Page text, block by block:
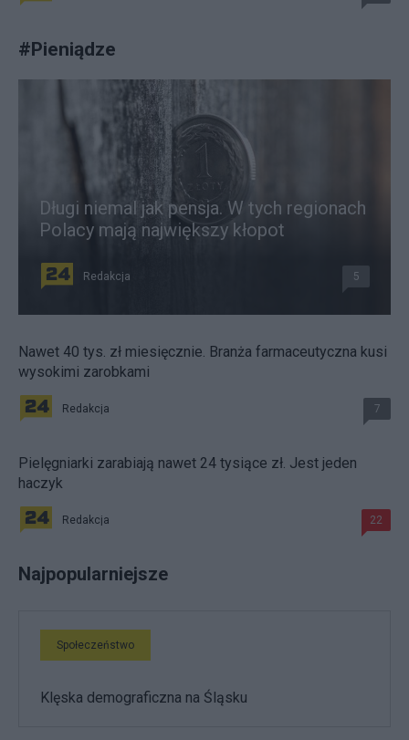
#Pieniądze
Długi niemal jak pensja. W tych regionach
Polacy mają największy kłopot
Redakcja 5
Nawet 40 tys. zł miesięcznie. Branża farmaceutyczna kusi
wysokimi zarobkami
Redakcja 7
Pielęgniarki zarabiają nawet 24 tysiące zł. Jest jeden
haczyk
Redakcja 22
Najpopularniejsze
Społeczeństwo
Klęska demograficzna na Śląsku